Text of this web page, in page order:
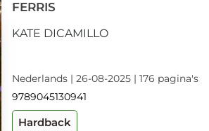
FERRIS
KATE DICAMILLO
Nederlands | 26-08-2025 | 176 pagina's
9789045130941
Hardback